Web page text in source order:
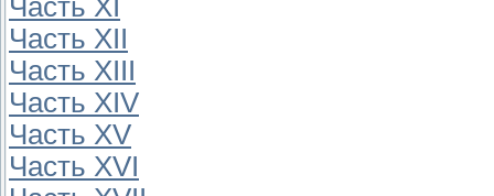
Часть XI
Часть XII
Часть XIII
Часть XIV
Часть XV
Часть XVI